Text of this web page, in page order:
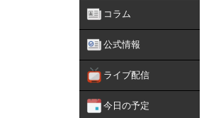
コラム
公式情報
ライブ配信
今日の予定